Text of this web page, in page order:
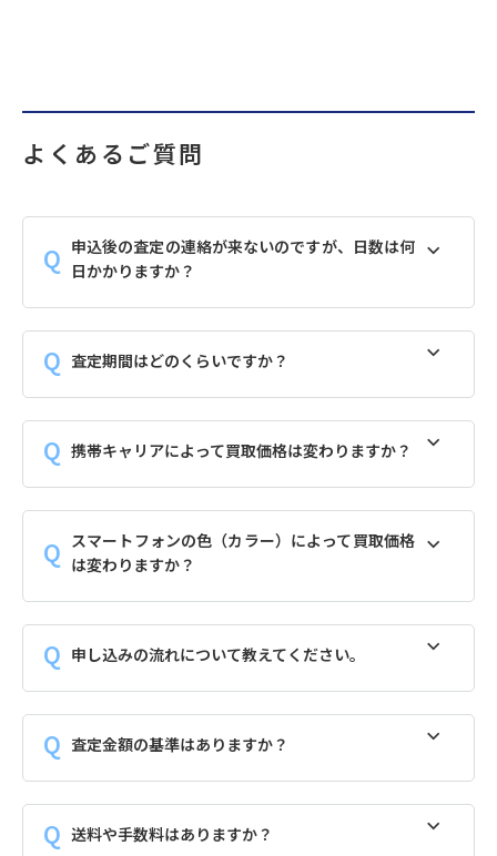
よくあるご質問
申込後の査定の連絡が来ないのですが、日数は何
日かかりますか？
査定期間はどのくらいですか？
携帯キャリアによって買取価格は変わりますか？
スマートフォンの色（カラー）によって買取価格
は変わりますか？
申し込みの流れについて教えてください。
査定金額の基準はありますか？
送料や手数料はありますか？